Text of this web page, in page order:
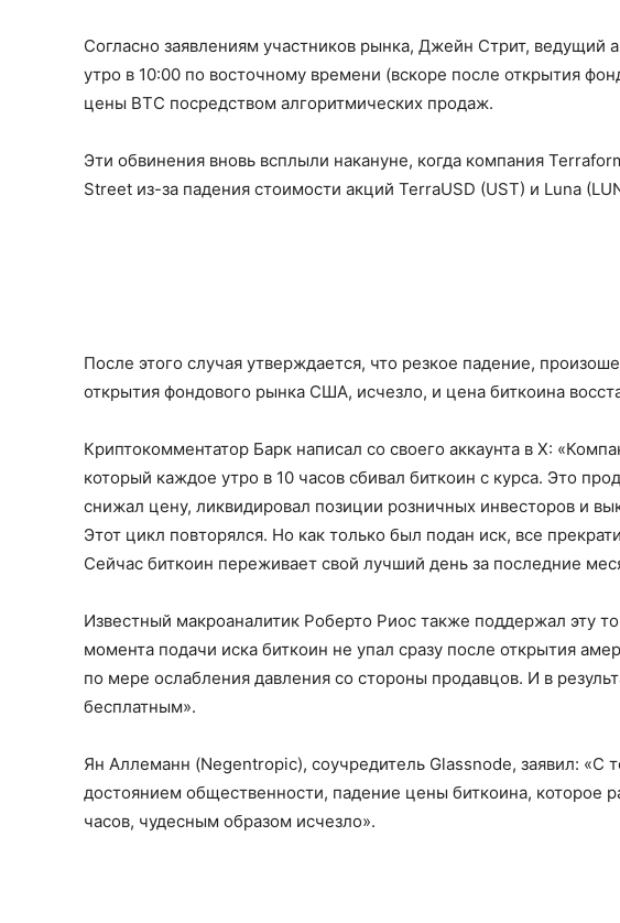
Согласно заявлениям участников рынка, Джейн Стрит, ведущий
утро в 10:00 по восточному времени (вскоре после открытия
цены BTC посредством алгоритмических продаж.
Эти обвинения вновь всплыли накануне, когда компания
Street из-за падения стоимости акций TerraUSD (UST) и Luna
После этого случая утверждается, что резкое падение,
открытия фондового рынка США, исчезло, и цена биткоина
Криптокомментатор Барк написал со своего аккаунта в X:
который каждое утро в 10 часов сбивал биткоин с курса. Это
снижал цену, ликвидировал позиции розничных инвесторов и
Этот цикл повторялся. Но как только был подан иск, все
Сейчас биткоин переживает свой лучший день за последние
Известный макроаналитик Роберто Риос также поддержал эту
момента подачи иска биткоин не упал сразу после открытия
по мере ослабления давления со стороны продавцов. И в
бесплатным».
Ян Аллеманн (Negentropic), соучредитель Glassnode, заявил: «С
достоянием общественности, падение цены биткоина, которое
часов, чудесным образом исчезло».